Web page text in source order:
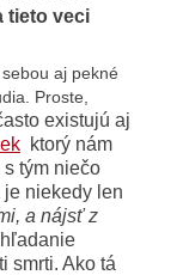
tieto veci
aj pekné
Proste,
existujú aj
ktorý nám
tým niečo
je niekedy len
a nájsť z
smrti. Ako tá